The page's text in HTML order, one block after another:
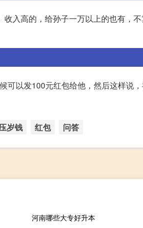
入高的，给孙子一万以上的也有，
以发100元红包给他，然后这样说
岁钱 红包 问答
河南哪些大专好升本